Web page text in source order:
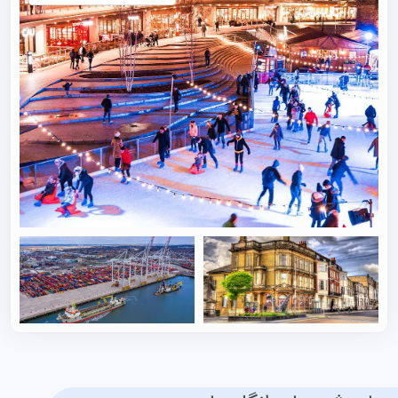
تعداد دانشجو، ۲۸۸۰ نفر از اتحادیه اروپا و مابقی از بریتانیا،
آسیا و آفریقا هستند. هنگام تحصیل در ساوتهمپتون می‌توانید
یکی از دو دانشگاه زیر را انتخاب کنید:
دانشگاه ساوتهمپتون
دانشگاه ساوتهمپتون که در سال ۱۸۶۲ تأسیس شد و در سال
۱۹۵۲ به عنوان دانشگاه شناخته شد، در حال حاضر بیش از
۲۲.۰۰۰ دانشجو دارد. این دانشگاه بر اساس رتبه‌بندی
دانشگاه‌های جهان بر اساس عملکرد علمی (ARWU)، در میان
۱۰۰ دانشگاه برتر تحقیقاتی جهان قرار دارد.
دانشگاه ساوتهمپتون خود را به عنوان یکی از ۵ دانشگاه برتر
تحقیقاتی در انگلستان می‌داند و به باور موسسه علمی نو،
شهرت جهانی در زمینه تحقیقات علوم مهندسی،